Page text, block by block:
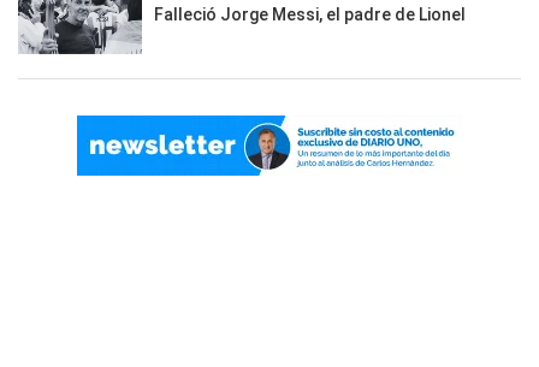
Falleció Jorge Messi, el padre de Lionel